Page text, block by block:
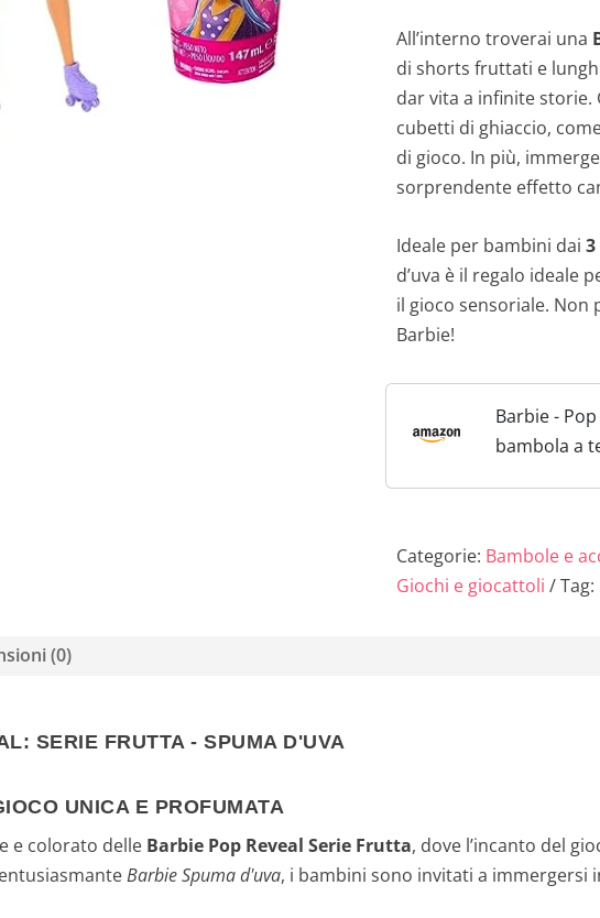
All’interno troverai una
di shorts fruttati e
dar vita a infinite storie.
cubetti di ghiaccio,
di gioco. In più,
sorprendente effetto
Ideale per bambini dai
d’uva è il regalo ideale
il gioco sensoriale.
Barbie!
Barbie -
bambola a
Categorie: Bambole e
Giochi e giocattoli
Tag:
(0)
SERIE FRUTTA - SPUMA D'UVA
UNICA E PROFUMATA
e colorato delle Barbie Pop Reveal Serie Frutta, dove l’incanto del
Barbie Spuma d'uva, i bambini sono invitati a immergersi